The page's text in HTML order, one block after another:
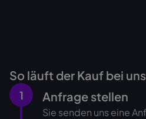
So läuft der Kauf bei
1 Anfrage stellen
Sie senden uns eine